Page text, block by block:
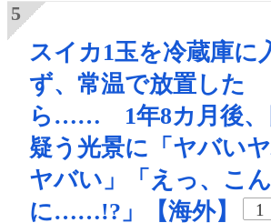
スイカ1玉を冷蔵庫に
ず、常温で放置した
ら…… 1年8カ月後、
疑う光景に「ヤバい
ヤバい」「えっ、こ
に……!?」【海外】
1